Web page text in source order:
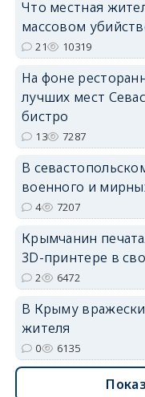
Что местная
массовом
21 10319
На фоне
лучших мест
бистро
13 7287
В
военного и
4 7207
Крымчанин
3D-принтере в
2 6472
В Крыму
жителя
0 6135